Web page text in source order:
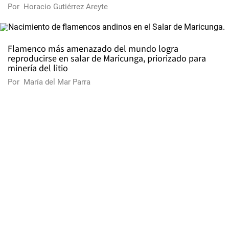
Por Horacio Gutiérrez Areyte
Flamenco más amenazado del mundo logra
reproducirse en salar de Maricunga, priorizado para
minería del litio
Por María del Mar Parra